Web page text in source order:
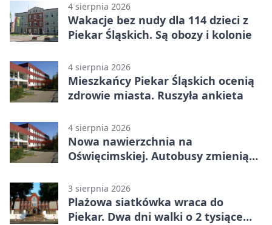
4 sierpnia 2026
Wakacje bez nudy dla 114 dzieci z
Piekar Śląskich. Są obozy i kolonie
4 sierpnia 2026
Mieszkańcy Piekar Śląskich ocenią
zdrowie miasta. Ruszyła ankieta
4 sierpnia 2026
Nowa nawierzchnia na
Oświęcimskiej. Autobusy zmienią
3 sierpnia 2026
Plażowa siatkówka wraca do
Piekar. Dwa dni walki o 2 tysiące